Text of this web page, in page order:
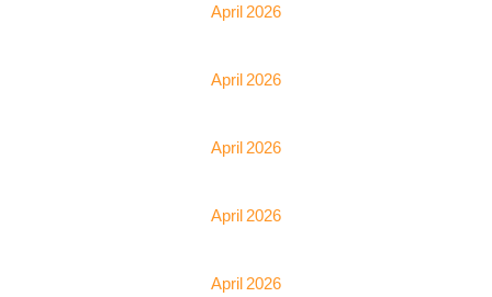
April 2026
April 2026
April 2026
April 2026
April 2026